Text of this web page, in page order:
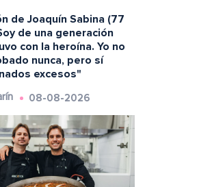
de Joaquín Sabina (77
de una generación
con la heroína. Yo no
nunca, pero sí
excesos"
08-08-2026